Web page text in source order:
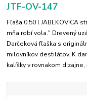
JTF-OV-147
Fľaša 0,50 l JABLKOVICA
mňa robí vola." Drevený
Darčeková fľaška s
milovníkov destilátov. K
kalíšky v rovnakom dizajne,